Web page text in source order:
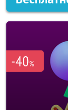
-40%